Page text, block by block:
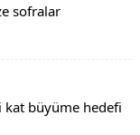
sofralar
kat büyüme hedefi